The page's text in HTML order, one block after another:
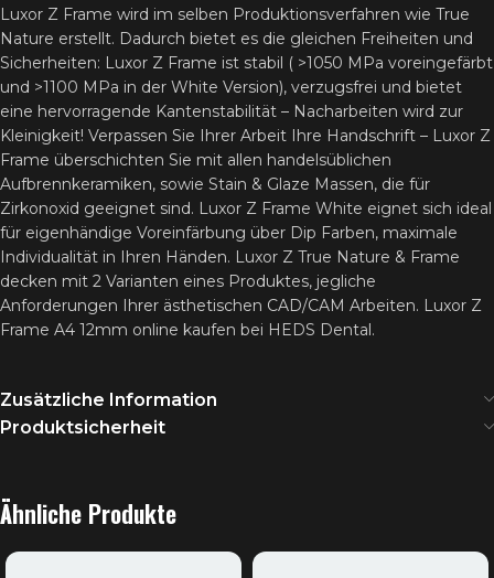
Luxor Z Frame wird im selben Produktionsverfahren wie True
Nature erstellt. Dadurch bietet es die gleichen Freiheiten und
Sicherheiten: Luxor Z Frame ist stabil ( >1050 MPa voreingefärbt
und >1100 MPa in der White Version), verzugsfrei und bietet
eine hervorragende Kantenstabilität – Nacharbeiten wird zur
Kleinigkeit! Verpassen Sie Ihrer Arbeit Ihre Handschrift – Luxor Z
Frame überschichten Sie mit allen handelsüblichen
Aufbrennkeramiken, sowie Stain & Glaze Massen, die für
Zirkonoxid geeignet sind. Luxor Z Frame White eignet sich ideal
für eigenhändige Voreinfärbung über Dip Farben, maximale
Individualität in Ihren Händen. Luxor Z True Nature & Frame
decken mit 2 Varianten eines Produktes, jegliche
Anforderungen Ihrer ästhetischen CAD/CAM Arbeiten. Luxor Z
Frame A4 12mm online kaufen bei HEDS Dental.
Zusätzliche Information
Produktsicherheit
Ähnliche Produkte